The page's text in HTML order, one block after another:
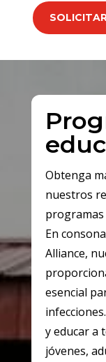
Obtenga
nuestros
programas
En
Alliance,
esencial
y educar a
jóvenes,